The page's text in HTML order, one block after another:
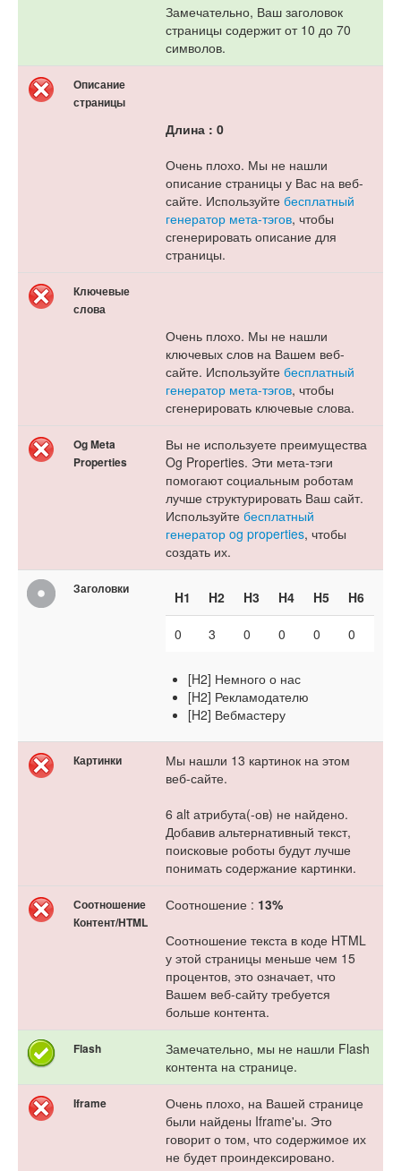
Замечательно, Ваш заголовок
страницы содержит от 10 до 70
символов.
Описание
страницы
Длина : 0
Очень плохо. Мы не нашли
описание страницы у Вас на веб-
сайте. Используйте бесплатный
генератор мета-тэгов, чтобы
сгенерировать описание для
страницы.
Ключевые
слова
Очень плохо. Мы не нашли
ключевых слов на Вашем веб-
сайте. Используйте бесплатный
генератор мета-тэгов, чтобы
сгенерировать ключевые слова.
Og Meta
Properties
Вы не используете преимущества
Og Properties. Эти мета-тэги
помогают социальным роботам
лучше структурировать Ваш сайт.
Используйте бесплатный
генератор og properties, чтобы
создать их.
Заголовки H1 H2 H3 H4 H5 H6
0 3 0 0 0 0
[H2] Немного о нас
[H2] Рекламодателю
[H2] Вебмастеру
Картинки
Мы нашли 13 картинок на этом
веб-сайте.
6 alt атрибута(-ов) не найдено.
Добавив альтернативный текст,
поисковые роботы будут лучше
понимать содержание картинки.
Соотношение
Контент/HTML
Соотношение : 13%
Соотношение текста в коде HTML
у этой страницы меньше чем 15
процентов, это означает, что
Вашем веб-сайту требуется
больше контента.
Flash
Замечательно, мы не нашли Flash
контента на странице.
Iframe
Очень плохо, на Вашей странице
были найдены Iframe'ы. Это
говорит о том, что содержимое их
не будет проиндексировано.